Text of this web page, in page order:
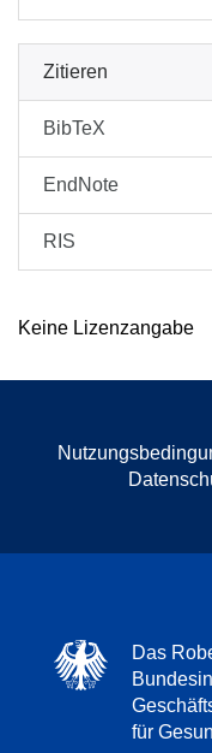
Zitieren
BibTeX
EndNote
RIS
Keine Lizenzangabe
Das
für